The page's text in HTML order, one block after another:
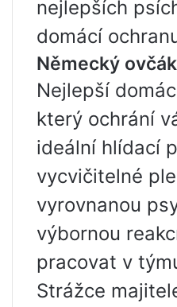
nejlepších
domácí
Německý ovčák
Nejlepší
který ochrání
ideální hlídací
vycvičitelné
vyrovnanou
výbornou
pracovat v
Strážce